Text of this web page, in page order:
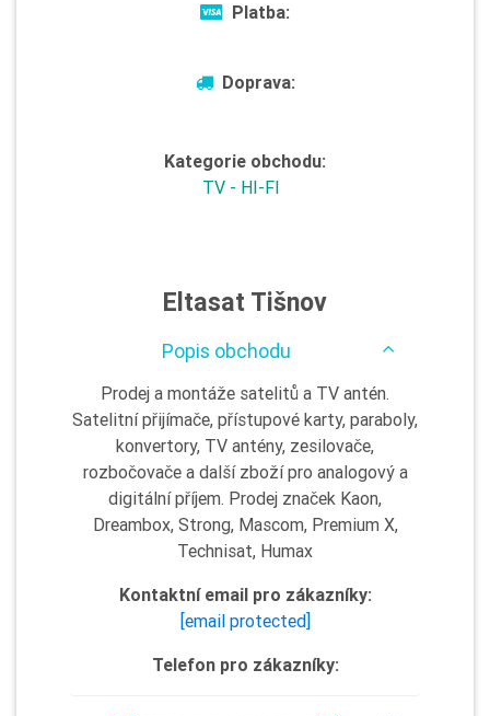
Platba:
Doprava:
Kategorie obchodu:
TV - HI-FI
Eltasat Tišnov
Popis obchodu
Prodej a montáže satelitů a TV antén.
Satelitní přijímače, přístupové karty, paraboly,
konvertory, TV antény, zesilovače,
rozbočovače a další zboží pro analogový a
digitální příjem. Prodej značek Kaon,
Dreambox, Strong, Mascom, Premium X,
Technisat, Humax
Kontaktní email pro zákazníky:
[email protected]
Telefon pro zákazníky: